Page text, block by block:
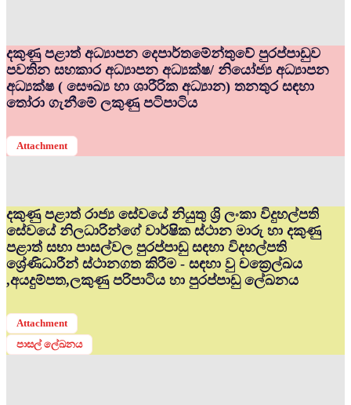
දකුණු පළාත් අධ්‍යාපන දෙපාර්තමේන්තුවේ පුරප්පාඩුව
පවතින සහකාර අධ්‍යාපන අධ්‍යක්ෂ/ නියෝජ්‍ය අධ්‍යාපන
අධ්‍යක්ෂ ( සෞඛ්‍ය හා ශාරීරික අධ්‍යාන) තනතුර සඳහා
තෝරා ගැනීමේ ලකුණු පටිපාටිය
Attachment
දකුණු පළාත් රාජ්‍ය සේවයේ නියුතු ශ්‍රි ලංකා විදුහල්පති
සේවයේ නිලධාරින්ගේ වාර්ෂික ස්ථාන මාරු හා දකුණු
පළාත් සභා පාසල්වල පුරප්පාඩු සඳහා විදහල්පති
ශ්‍රේණිධාරීන් ස්ථානගත කිරීම - සඳහා වු චක්‍රෙල්ඛය
,අයදුම්පත,ලකුණු පරිපාටිය හා පුරප්පාඩු ලේඛනය
Attachment
පාසල් ලේඛනය